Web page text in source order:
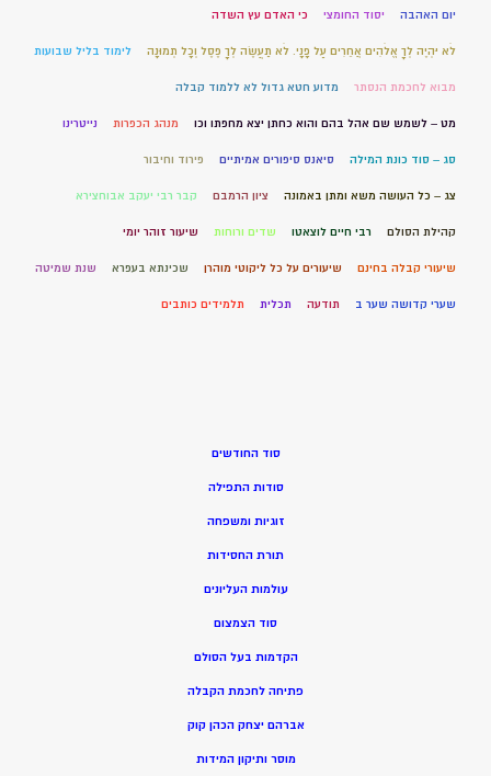
יום האהבה יסוד החומצי כי האדם עץ השדה
לֹא יִהְיֶה לְךָ אֱלֹהִים אֲחֵרִים עַל פָּנָי. לֹא תַעֲשֶׂה לְךָ פֶסֶל וְכָל תְּמוּנָה לימוד בליל שבועות
מבוא לחכמת הנסתר מדוע חטא גדול לא ללמוד קבלה
מט – לשמש שם אהל בהם והוא כחתן יצא מחפתו וכו מנהג הכפרות נייטרינו
סג – סוד כונת המילה סיאנס סיפורים אמיתיים פירוד וחיבור
צג – כל העושה משא ומתן באמונה ציון הרמבם קבר רבי יעקב אבוחצירא
קהילת הסולם רבי חיים לוצאטו שדים ורוחות שיעור זוהר יומי
שיעורי קבלה בחינם שיעורים על כל ליקוטי מוהרן שכינתא בעפרא שנת שמיטה
שערי קדושה שער ב תודעה תכלית תלמידים כותבים
סוד החודשים
סודות התפילה
זוגיות ומשפחה
תורת החסידות
עולמות העליונים
סוד הצמצום
הקדמות בעל הסולם
פתיחה לחכמת הקבלה
אברהם יצחק הכהן קוק
מוסר ותיקון המידות